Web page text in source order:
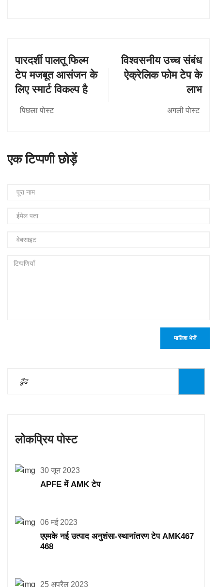
पारदर्शी पालतू फिल्म
टेप मजबूत आसंजन के
लिए स्मार्ट विकल्प है
पिछला पोस्ट
विश्वसनीय उच्च संबंध
ऐक्रेलिक फोम टेप के
लाभ
अगली पोस्ट
एक टिप्पणी छोड़ें
मालिश भेजें
लोकप्रिय पोस्ट
30 जून 2023
APFE में AMK टेप
06 मई 2023
एएमके नई उत्पाद अनुशंसा-स्थानांतरण टेप AMK467
468
25 अप्रैल 2023